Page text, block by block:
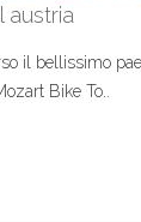
austria
il bellissimo
Bike To..